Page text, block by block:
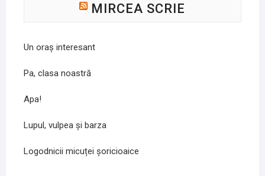
MIRCEA SCRIE
Un oraș interesant
Pa, clasa noastră
Apa!
Lupul, vulpea și barza
Logodnicii micuței șoricioaice